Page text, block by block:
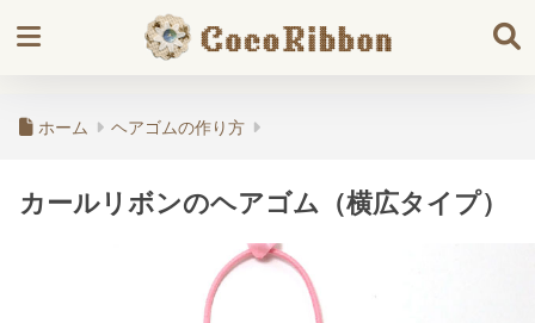
ホーム ヘアゴムの作り方
カールリボンのヘアゴム（横広タイプ）